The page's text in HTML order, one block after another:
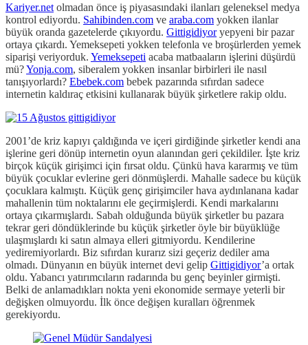
Kariyer.net olmadan önce iş piyasasındaki ilanları geleneksel medya
kontrol ediyordu. Sahibinden.com ve araba.com yokken ilanlar
büyük oranda gazetelerde çıkıyordu. Gittigidiyoryepyeni bir pazar
ortaya çıkardı. Yemeksepeti yokken telefonla ve broşürlerden yemek
siparişi veriyorduk. Yemeksepeti acaba matbaaların işlerini düşürdü
mü?Yonja.com, siberalem yokken insanlar birbirleri ile nasıl
tanışıyorlardı? Ebebek.com bebek pazarında sıfırdan sadece
internetin kaldıraç etkisini kullanarak büyük şirketlere rakip oldu.
2001’de kriz kapıyı çaldığında ve içeri girdiğinde şirketler kendi ana
işlerine geri dönüp internetin oyun alanından geri çekildiler. İşte kriz
birçok küçük girişimci için fırsat oldu. Çünkü hava kararmış ve tüm
büyük çocuklar evlerine geri dönmüşlerdi. Mahalle sadece bu küçük
çocuklara kalmıştı. Küçük genç girişimciler hava aydınlanana kadar
mahallenin tüm noktalarını ele geçirmişlerdi. Kendi markalarını
ortaya çıkarmışlardı. Sabah olduğunda büyük şirketler bu pazara
tekrar geri döndüklerinde bu küçük şirketler öyle bir büyüklüğe
ulaşmışlardı ki satın almaya elleri gitmiyordu. Kendilerine
yediremiyorlardı. Biz sıfırdan kurarız sizi geçeriz dediler ama
olmadı. Dünyanın en büyük internet devi gelip Gittigidiyor’a ortak
oldu. Yabancı yatırımcıların radarında bu genç beyinler girmişti.
Belki de anlamadıkları nokta yeni ekonomide sermaye yeterli bir
değişken olmuyordu. İlk önce değişen kuralları öğrenmek
gerekiyordu.